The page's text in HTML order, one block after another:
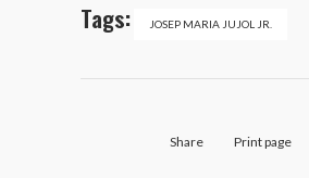
Tags: JOSEP MARIA JUJOL JR.
Share Print page